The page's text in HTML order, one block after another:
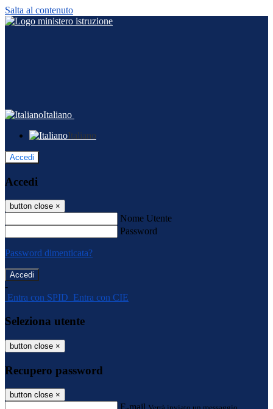
Salta al contenuto
Italiano
Italiano
Accedi
Accedi
button close ×
Nome Utente
Password
Password dimenticata?
-
Entra con SPID Entra con CIE
Seleziona utente
button close ×
Recupero password
button close ×